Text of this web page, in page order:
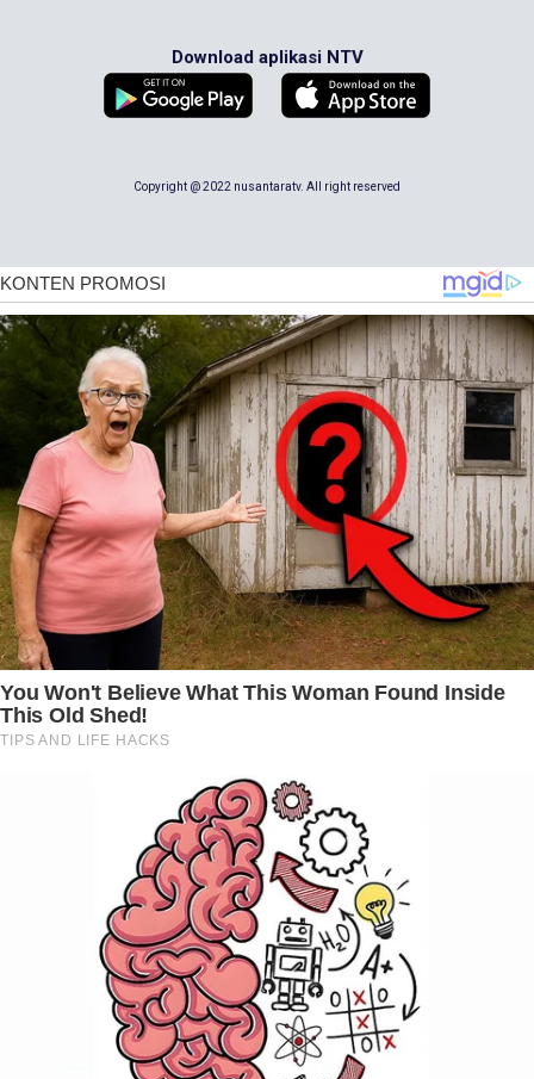
Download aplikasi NTV
Copyright @ 2022 nusantaratv. All right reserved